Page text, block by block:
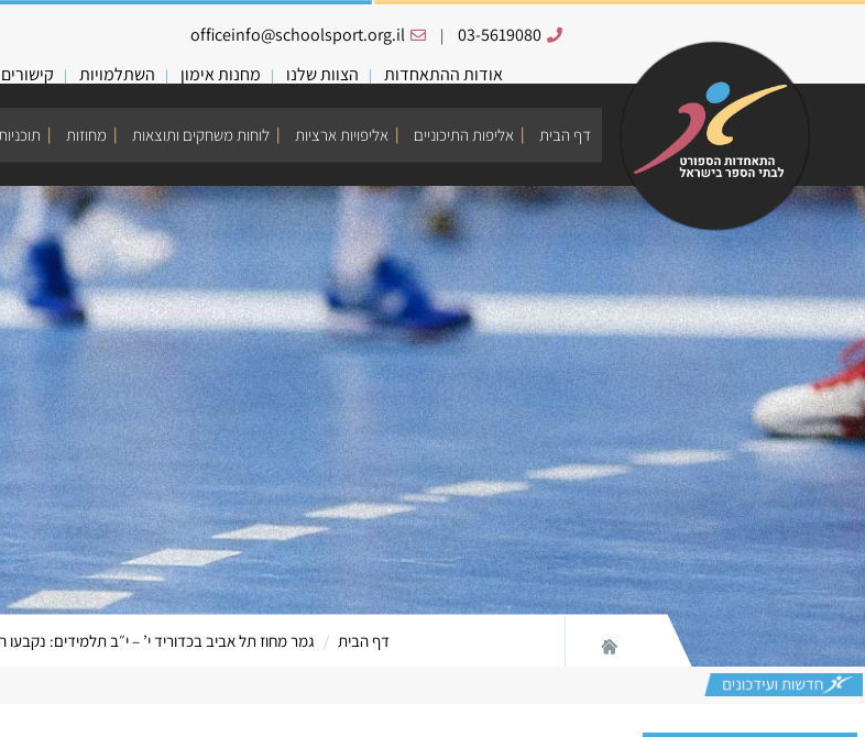
03-5619080
|
officeinfo@schoolsport.org.il
אודות ההתאחדות
הצוות שלנו מחנות אימון השתלמויות קישורים
דף הבית אליפות התיכוניים אליפויות ארציות לוחות משחקים ותוצאות מחוזות
דף הבית גמר מחוז תל אביב בכדוריד י’ – י״ב תלמידים: נקבעו